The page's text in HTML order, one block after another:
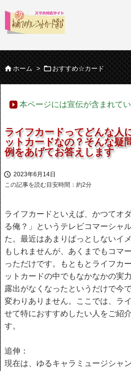
ホーム >  おすすめ☆カード
本ページには宣伝が含まれて
ライフカードってどんな人
ットカードなの？そんな疑
例をあげてお答えします
 2023年6月14日
この記事を読む目安時間：約2分
ライフカードといえば、かつてオ
る俺？」というテレビコマーシャ
た。最近はあまりぱっとしないイ
もしれませんが、あくまでもコマ
っただけです。もともとライフカ
ットカードの中でもなかなかの実
露出がなくなったというだけで今
変わりありません。ここでは、ラ
せて特におすすめしたい人をご紹
す。
追伸：
現在は、ゆるキャラミュージシャ